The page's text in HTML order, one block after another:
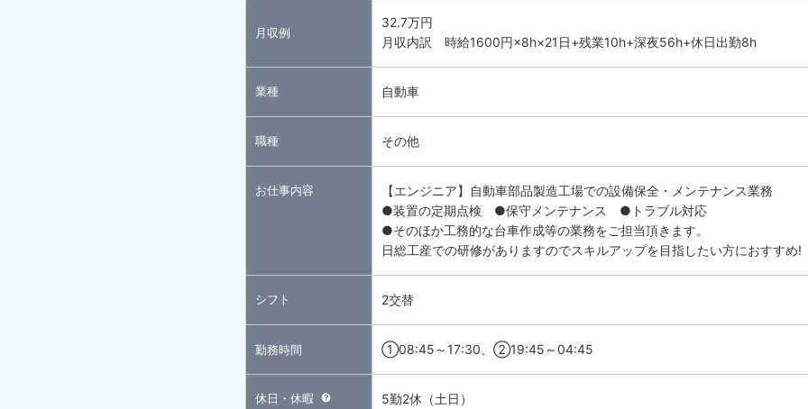
月収例
32.7万円
月収内訳 時給1600円×8h×21日+残業10h+深夜56h+休日出勤8h
業種 自動車
職種 その他
お仕事内容
【エンジニア】自動車部品製造工場での設備保全・メンテナンス業務
●装置の定期点検 ●保守メンテナンス ●トラブル対応
●そのほか工務的な台車作成等の業務をご担当頂きます。
日総工産での研修がありますのでスキルアップを目指したい方におすすめ!
シフト 2交替
勤務時間 ①08:45～17:30、②19:45～04:45
休日・休暇 5勤2休（土日）